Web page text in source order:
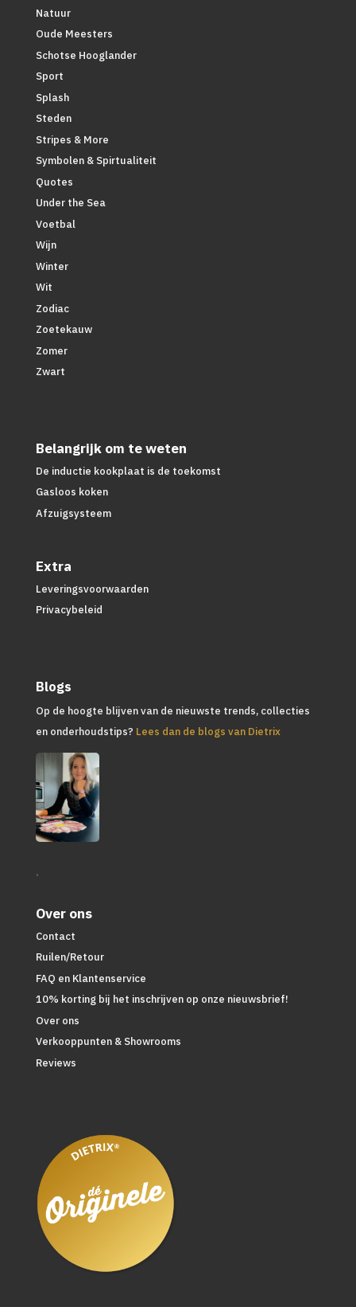
Natuur
Oude Meesters
Schotse Hooglander
Sport
Splash
Steden
Stripes & More
Symbolen & Spirtualiteit
Quotes
Under the Sea
Voetbal
Wijn
Winter
Wit
Zodiac
Zoetekauw
Zomer
Zwart
Belangrijk om te weten
De inductie kookplaat is de toekomst
Gasloos koken
Afzuigsysteem
Extra
Leveringsvoorwaarden
Privacybeleid
Blogs
Op de hoogte blijven van de nieuwste trends, collecties
en onderhoudstips? Lees dan de blogs van Dietrix
.
Over ons
Contact
Ruilen/Retour
FAQ en Klantenservice
10% korting bij het inschrijven op onze nieuwsbrief!
Over ons
Verkooppunten & Showrooms
Reviews